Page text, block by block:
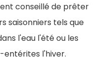
conseillé de prêter
saisonniers tels que
l'eau l'été ou les
entérites l'hiver.